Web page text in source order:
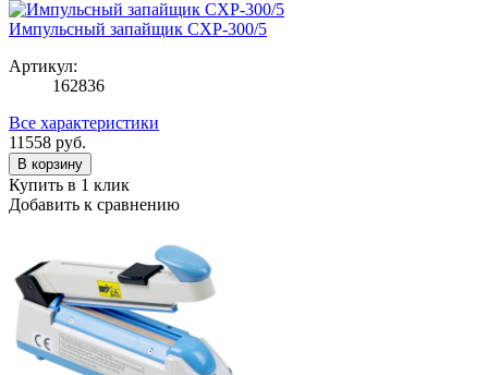
Импульсный запайщик CXP-300/5
Артикул:
162836
Все характеристики
11558 руб.
В корзину
Купить в 1 клик
Добавить к сравнению